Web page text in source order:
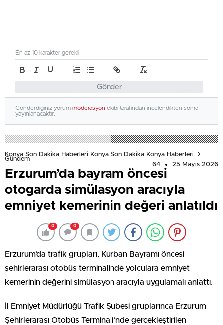
Gönder
En az 10 karakter gerekli
Gönderdiğiniz yorum moderasyon ekibi tarafından incelendikten sonra
yayınlanacaktır.
Konya Son Dakika Haberleri Konya Son Dakika Konya Haberleri
Gündem
64
25 Mayıs 2026
Erzurum’da bayram öncesi
otogarda simülasyon aracıyla
emniyet kemerinin değeri anlatıldı
0 0
Erzurum’da trafik grupları, Kurban Bayramı öncesi
şehirlerarası otobüs terminalinde yolculara emniyet
kemerinin değerini simülasyon aracıyla uygulamalı anlattı.
İl Emniyet Müdürlüğü Trafik Şubesi gruplarınca Erzurum
Şehirlerarası Otobüs Terminali’nde gerçekleştirilen